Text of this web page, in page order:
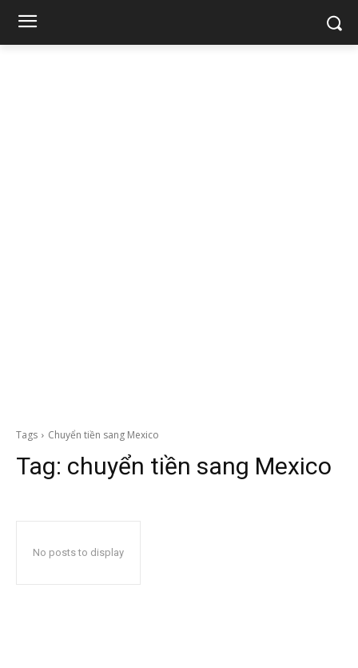
Tags Chuyển tiền sang Mexico
Tag: chuyển tiền sang Mexico
No posts to display